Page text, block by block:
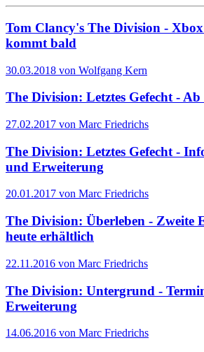
Tom Clancy's The Division -
kommt bald
30.03.2018 von Wolfgang Kern
The Division: Letztes Gefecht -
27.02.2017 von Marc Friedrichs
The Division: Letztes Gefecht -
und Erweiterung
20.01.2017 von Marc Friedrichs
The Division: Überleben - Zweite
heute erhältlich
22.11.2016 von Marc Friedrichs
The Division: Untergrund -
Erweiterung
14.06.2016 von Marc Friedrichs